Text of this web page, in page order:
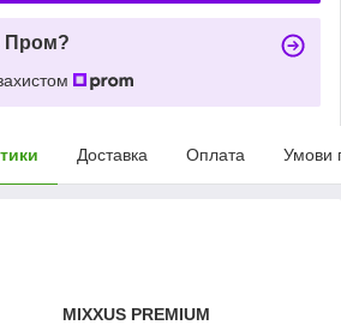
Пром?
Доставка Оплата Умови
MIXXUS PREMIUM